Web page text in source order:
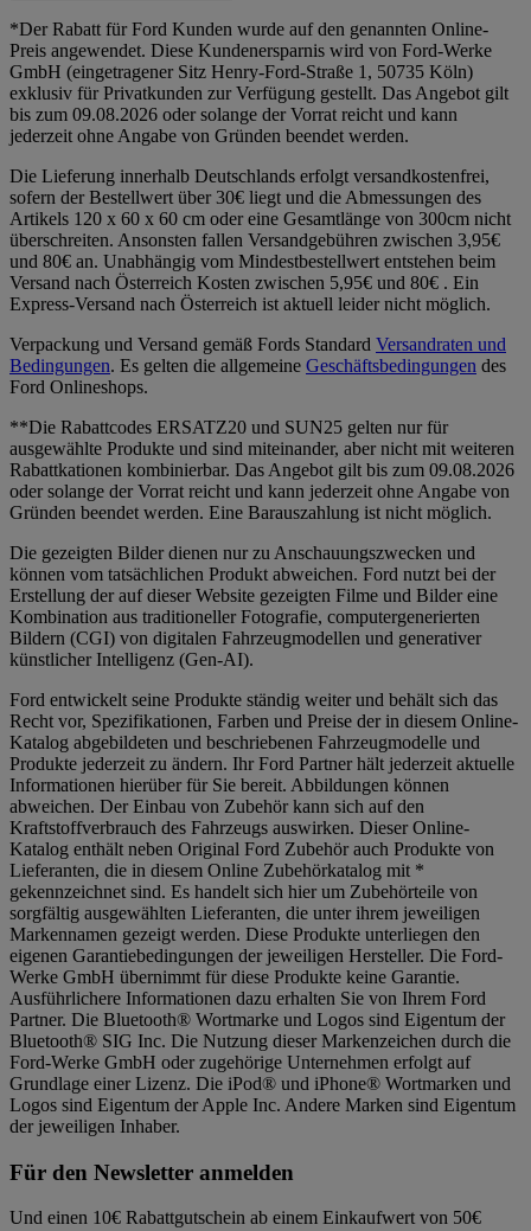
*Der Rabatt für Ford Kunden wurde auf den genannten Online-
Preis angewendet. Diese Kundenersparnis wird von Ford-Werke
GmbH (eingetragener Sitz Henry-Ford-Straße 1, 50735 Köln)
exklusiv für Privatkunden zur Verfügung gestellt. Das Angebot gilt
bis zum 09.08.2026 oder solange der Vorrat reicht und kann
jederzeit ohne Angabe von Gründen beendet werden.
Die Lieferung innerhalb Deutschlands erfolgt versandkostenfrei,
sofern der Bestellwert über 30€ liegt und die Abmessungen des
Artikels 120 x 60 x 60 cm oder eine Gesamtlänge von 300cm nicht
überschreiten. Ansonsten fallen Versandgebühren zwischen 3,95€
und 80€ an. Unabhängig vom Mindestbestellwert entstehen beim
Versand nach Österreich Kosten zwischen 5,95€ und 80€ . Ein
Express-Versand nach Österreich ist aktuell leider nicht möglich.
Verpackung und Versand gemäß Fords Standard Versandraten und
Bedingungen. Es gelten die allgemeine Geschäftsbedingungen des
Ford Onlineshops.
**Die Rabattcodes ERSATZ20 und SUN25 gelten nur für
ausgewählte Produkte und sind miteinander, aber nicht mit weiteren
Rabattkationen kombinierbar. Das Angebot gilt bis zum 09.08.2026
oder solange der Vorrat reicht und kann jederzeit ohne Angabe von
Gründen beendet werden. Eine Barauszahlung ist nicht möglich.
Die gezeigten Bilder dienen nur zu Anschauungszwecken und
können vom tatsächlichen Produkt abweichen. Ford nutzt bei der
Erstellung der auf dieser Website gezeigten Filme und Bilder eine
Kombination aus traditioneller Fotografie, computergenerierten
Bildern (CGI) von digitalen Fahrzeugmodellen und generativer
künstlicher Intelligenz (Gen-AI).
Ford entwickelt seine Produkte ständig weiter und behält sich das
Recht vor, Spezifikationen, Farben und Preise der in diesem Online-
Katalog abgebildeten und beschriebenen Fahrzeugmodelle und
Produkte jederzeit zu ändern. Ihr Ford Partner hält jederzeit aktuelle
Informationen hierüber für Sie bereit. Abbildungen können
abweichen. Der Einbau von Zubehör kann sich auf den
Kraftstoffverbrauch des Fahrzeugs auswirken. Dieser Online-
Katalog enthält neben Original Ford Zubehör auch Produkte von
Lieferanten, die in diesem Online Zubehörkatalog mit *
gekennzeichnet sind. Es handelt sich hier um Zubehörteile von
sorgfältig ausgewählten Lieferanten, die unter ihrem jeweiligen
Markennamen gezeigt werden. Diese Produkte unterliegen den
eigenen Garantiebedingungen der jeweiligen Hersteller. Die Ford-
Werke GmbH übernimmt für diese Produkte keine Garantie.
Ausführlichere Informationen dazu erhalten Sie von Ihrem Ford
Partner. Die Bluetooth® Wortmarke und Logos sind Eigentum der
Bluetooth® SIG Inc. Die Nutzung dieser Markenzeichen durch die
Ford-Werke GmbH oder zugehörige Unternehmen erfolgt auf
Grundlage einer Lizenz. Die iPod® und iPhone® Wortmarken und
Logos sind Eigentum der Apple Inc. Andere Marken sind Eigentum
der jeweiligen Inhaber.
Für den Newsletter anmelden
Und einen 10€ Rabattgutschein ab einem Einkaufwert von 50€